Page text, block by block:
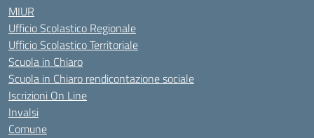
MIUR
Ufficio Scolastico Regionale
Ufficio Scolastico Territoriale
Scuola in Chiaro
Scuola in Chiaro rendicontazione sociale
Iscrizioni On Line
Invalsi
Comune